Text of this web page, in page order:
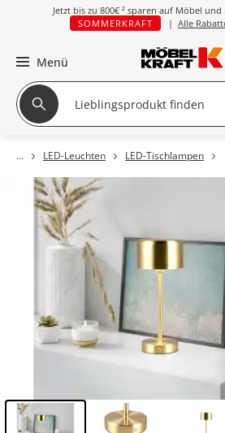
Jetzt bis zu 800€ ² sparen auf Möbel und
SOMMERKRAFT
| Alle
Menü
LED-Leuchten LED-Tischlampen